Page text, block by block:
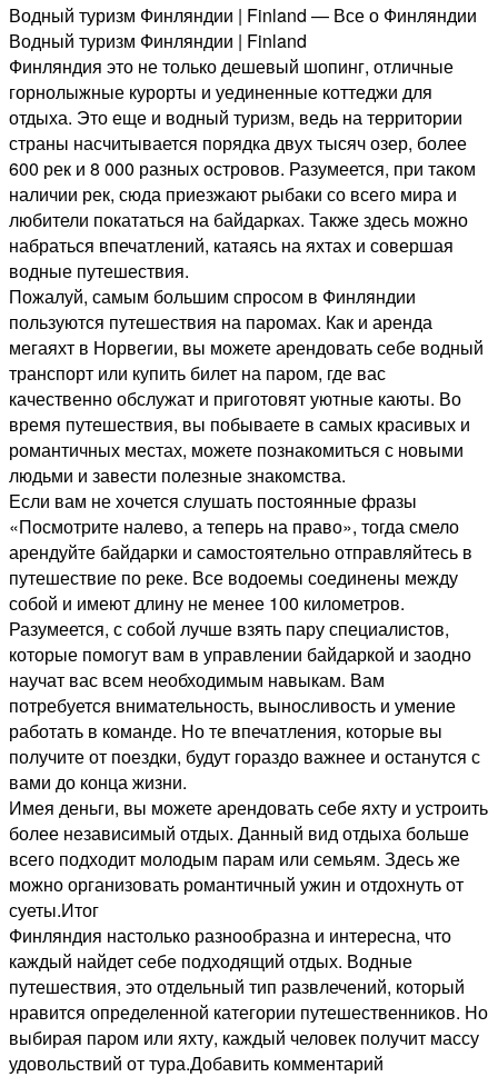
Водный туризм Финляндии | Finland — Все о Финляндии
Водный туризм Финляндии | Finland
Финляндия это не только дешевый шопинг, отличные
горнолыжные курорты и уединенные коттеджи для
отдыха. Это еще и водный туризм, ведь на территории
страны насчитывается порядка двух тысяч озер, более
600 рек и 8 000 разных островов. Разумеется, при таком
наличии рек, сюда приезжают рыбаки со всего мира и
любители покататься на байдарках. Также здесь можно
набраться впечатлений, катаясь на яхтах и совершая
водные путешествия.
Пожалуй, самым большим спросом в Финляндии
пользуются путешествия на паромах. Как и аренда
мегаяхт в Норвегии, вы можете арендовать себе водный
транспорт или купить билет на паром, где вас
качественно обслужат и приготовят уютные каюты. Во
время путешествия, вы побываете в самых красивых и
романтичных местах, можете познакомиться с новыми
людьми и завести полезные знакомства.
Если вам не хочется слушать постоянные фразы
«Посмотрите налево, а теперь на право», тогда смело
арендуйте байдарки и самостоятельно отправляйтесь в
путешествие по реке. Все водоемы соединены между
собой и имеют длину не менее 100 километров.
Разумеется, с собой лучше взять пару специалистов,
которые помогут вам в управлении байдаркой и заодно
научат вас всем необходимым навыкам. Вам
потребуется внимательность, выносливость и умение
работать в команде. Но те впечатления, которые вы
получите от поездки, будут гораздо важнее и останутся с
вами до конца жизни.
Имея деньги, вы можете арендовать себе яхту и устроить
более независимый отдых. Данный вид отдыха больше
всего подходит молодым парам или семьям. Здесь же
можно организовать романтичный ужин и отдохнуть от
суеты.Итог
Финляндия настолько разнообразна и интересна, что
каждый найдет себе подходящий отдых. Водные
путешествия, это отдельный тип развлечений, который
нравится определенной категории путешественников. Но
выбирая паром или яхту, каждый человек получит массу
удовольствий от тура.Добавить комментарий